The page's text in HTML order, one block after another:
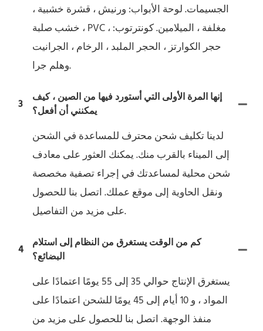
الجسيمات. لوحة الأبواب: ورنيش ، قشرة خشبية ،
خشب صلبة ، PVC ، مغلفة ، الميلامين. كونترتوب:
حجر الكوارتز ، الحجر الملبد ، الرخام ، الجرانيت
وهلم جرا.
3
إنها المرة الأولى التي أستورد فيها من الصين ، كيف
يمكنني أن أفعل؟
لدينا تكليف شحن محترف للمساعدة في الشحن
إلى الميناء بالقرب منك. يمكنك العثور على معادف
شحن محلية لمساعدتك في إجراء تصفية مخصصة
ونقل الحاوية إلى موقع عملك. اتصل بنا للحصول
على مزيد من التفاصيل.
4
كم من الوقت يستغرق من النظام إلى استلام
البضائع؟
يستغرق الإنتاج حوالي 35 إلى 55 يومًا اعتمادًا على
المواد ، و 10 أيام إلى 45 يومًا للشحن اعتمادًا على
منفذ الوجهة. اتصل بنا للحصول على مزيد من